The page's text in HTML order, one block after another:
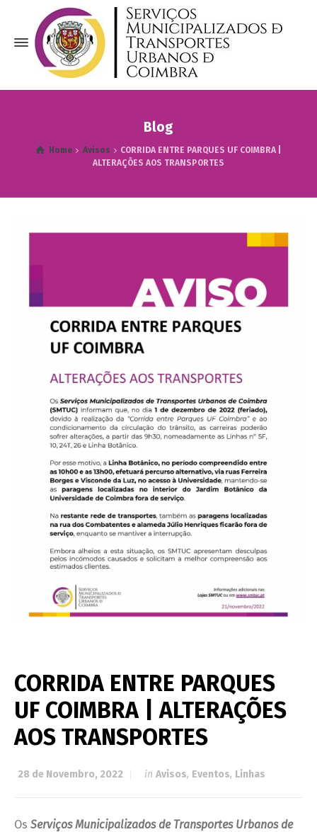
Blog
Home Avisos
CORRIDA ENTRE PARQUES UF COIMBRA |
ALTERAÇÕES AOS TRANSPORTES
CORRIDA ENTRE PARQUES
UF COIMBRA | ALTERAÇÕES
AOS TRANSPORTES
28 de Novembro, 2022 in Avisos, Eventos, Linhas
Os Serviços Municipalizados de Transportes Urbanos de